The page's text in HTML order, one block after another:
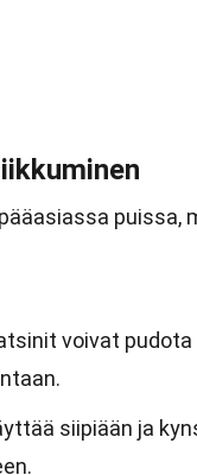
puissa,
voivat pudota
siipiään ja